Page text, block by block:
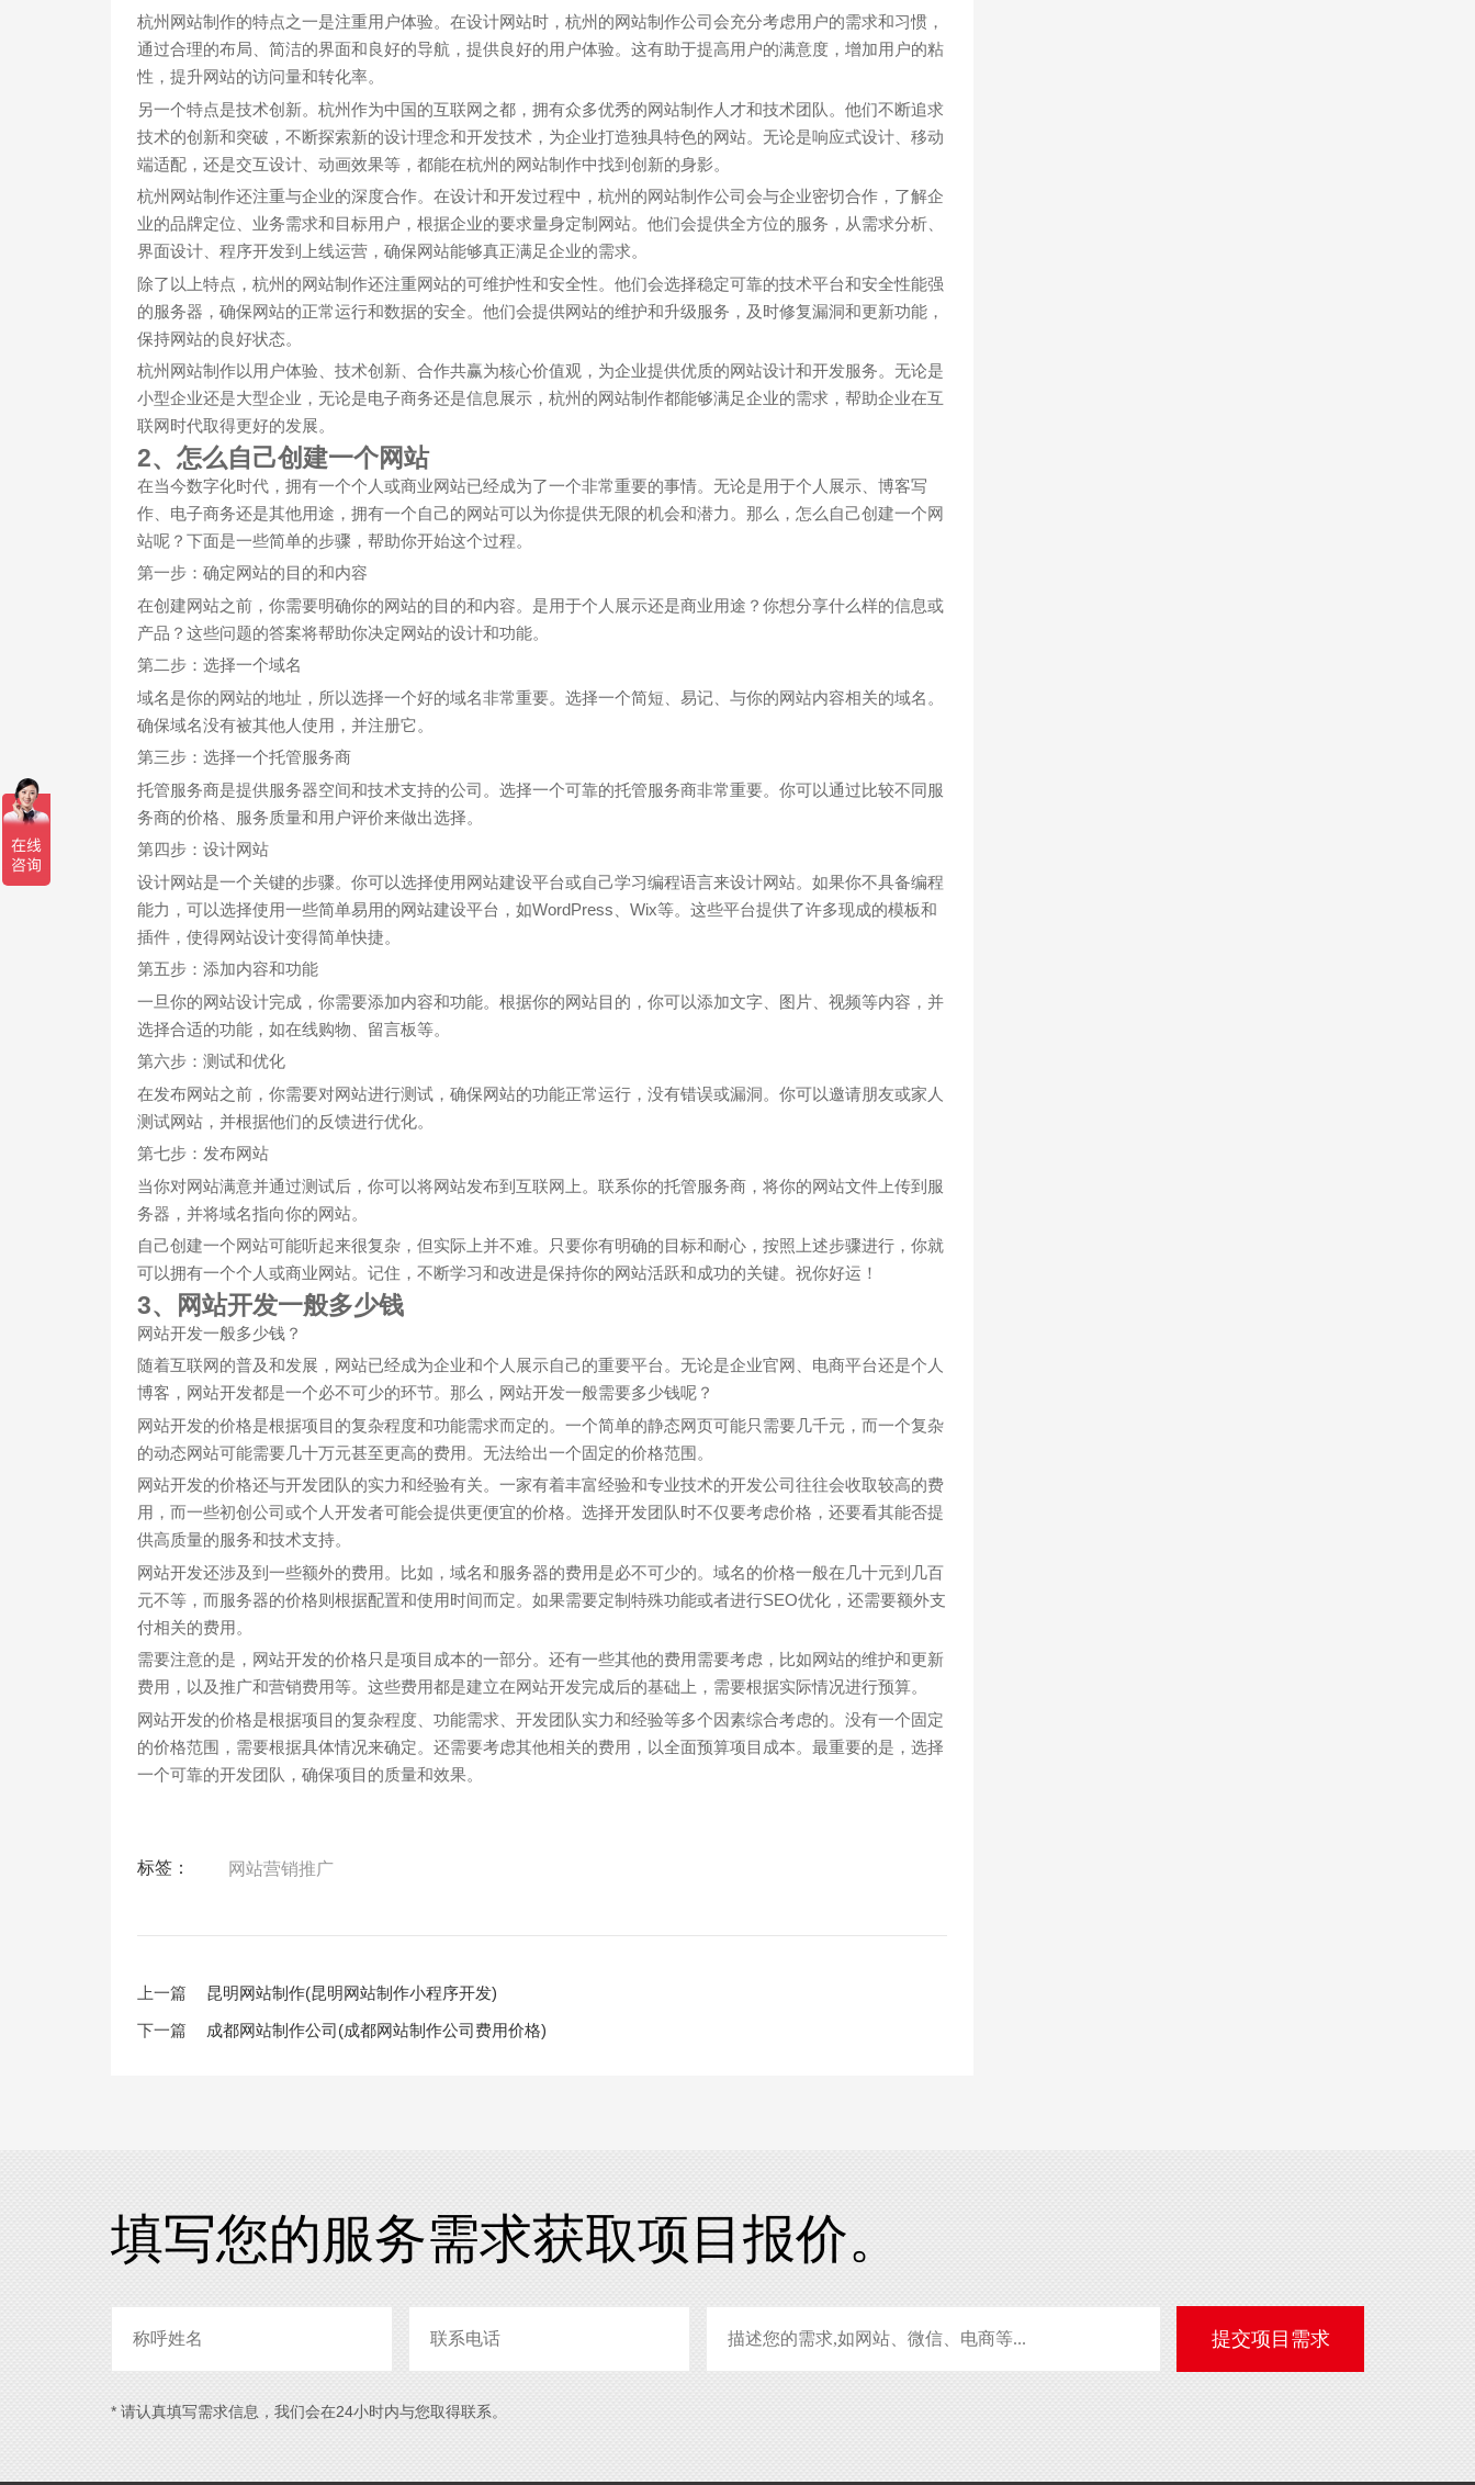
杭州网站制作的特点之一是注重用户体验。在设计网站时，杭州的网站制作公司会充分考虑用户的需求和习惯，
通过合理的布局、简洁的界面和良好的导航，提供良好的用户体验。这有助于提高用户的满意度，增加用户的粘
性，提升网站的访问量和转化率。
另一个特点是技术创新。杭州作为中国的互联网之都，拥有众多优秀的网站制作人才和技术团队。他们不断追求
技术的创新和突破，不断探索新的设计理念和开发技术，为企业打造独具特色的网站。无论是响应式设计、移动
端适配，还是交互设计、动画效果等，都能在杭州的网站制作中找到创新的身影。
杭州网站制作还注重与企业的深度合作。在设计和开发过程中，杭州的网站制作公司会与企业密切合作，了解企
业的品牌定位、业务需求和目标用户，根据企业的要求量身定制网站。他们会提供全方位的服务，从需求分析、
界面设计、程序开发到上线运营，确保网站能够真正满足企业的需求。
除了以上特点，杭州的网站制作还注重网站的可维护性和安全性。他们会选择稳定可靠的技术平台和安全性能强
的服务器，确保网站的正常运行和数据的安全。他们会提供网站的维护和升级服务，及时修复漏洞和更新功能，
保持网站的良好状态。
杭州网站制作以用户体验、技术创新、合作共赢为核心价值观，为企业提供优质的网站设计和开发服务。无论是
小型企业还是大型企业，无论是电子商务还是信息展示，杭州的网站制作都能够满足企业的需求，帮助企业在互
联网时代取得更好的发展。
2、怎么自己创建一个网站
在当今数字化时代，拥有一个个人或商业网站已经成为了一个非常重要的事情。无论是用于个人展示、博客写
作、电子商务还是其他用途，拥有一个自己的网站可以为你提供无限的机会和潜力。那么，怎么自己创建一个网
站呢？下面是一些简单的步骤，帮助你开始这个过程。
第一步：确定网站的目的和内容
在创建网站之前，你需要明确你的网站的目的和内容。是用于个人展示还是商业用途？你想分享什么样的信息或
产品？这些问题的答案将帮助你决定网站的设计和功能。
第二步：选择一个域名
域名是你的网站的地址，所以选择一个好的域名非常重要。选择一个简短、易记、与你的网站内容相关的域名。
确保域名没有被其他人使用，并注册它。
第三步：选择一个托管服务商
托管服务商是提供服务器空间和技术支持的公司。选择一个可靠的托管服务商非常重要。你可以通过比较不同服
务商的价格、服务质量和用户评价来做出选择。
第四步：设计网站
设计网站是一个关键的步骤。你可以选择使用网站建设平台或自己学习编程语言来设计网站。如果你不具备编程
能力，可以选择使用一些简单易用的网站建设平台，如WordPress、Wix等。这些平台提供了许多现成的模板和
插件，使得网站设计变得简单快捷。
第五步：添加内容和功能
一旦你的网站设计完成，你需要添加内容和功能。根据你的网站目的，你可以添加文字、图片、视频等内容，并
选择合适的功能，如在线购物、留言板等。
第六步：测试和优化
在发布网站之前，你需要对网站进行测试，确保网站的功能正常运行，没有错误或漏洞。你可以邀请朋友或家人
测试网站，并根据他们的反馈进行优化。
第七步：发布网站
当你对网站满意并通过测试后，你可以将网站发布到互联网上。联系你的托管服务商，将你的网站文件上传到服
务器，并将域名指向你的网站。
自己创建一个网站可能听起来很复杂，但实际上并不难。只要你有明确的目标和耐心，按照上述步骤进行，你就
可以拥有一个个人或商业网站。记住，不断学习和改进是保持你的网站活跃和成功的关键。祝你好运！
3、网站开发一般多少钱
网站开发一般多少钱？
随着互联网的普及和发展，网站已经成为企业和个人展示自己的重要平台。无论是企业官网、电商平台还是个人
博客，网站开发都是一个必不可少的环节。那么，网站开发一般需要多少钱呢？
网站开发的价格是根据项目的复杂程度和功能需求而定的。一个简单的静态网页可能只需要几千元，而一个复杂
的动态网站可能需要几十万元甚至更高的费用。无法给出一个固定的价格范围。
网站开发的价格还与开发团队的实力和经验有关。一家有着丰富经验和专业技术的开发公司往往会收取较高的费
用，而一些初创公司或个人开发者可能会提供更便宜的价格。选择开发团队时不仅要考虑价格，还要看其能否提
供高质量的服务和技术支持。
网站开发还涉及到一些额外的费用。比如，域名和服务器的费用是必不可少的。域名的价格一般在几十元到几百
元不等，而服务器的价格则根据配置和使用时间而定。如果需要定制特殊功能或者进行SEO优化，还需要额外支
付相关的费用。
需要注意的是，网站开发的价格只是项目成本的一部分。还有一些其他的费用需要考虑，比如网站的维护和更新
费用，以及推广和营销费用等。这些费用都是建立在网站开发完成后的基础上，需要根据实际情况进行预算。
网站开发的价格是根据项目的复杂程度、功能需求、开发团队实力和经验等多个因素综合考虑的。没有一个固定
的价格范围，需要根据具体情况来确定。还需要考虑其他相关的费用，以全面预算项目成本。最重要的是，选择
一个可靠的开发团队，确保项目的质量和效果。
标签： 网站营销推广
上一篇
昆明网站制作(昆明网站制作小程序开发)
下一篇
成都网站制作公司(成都网站制作公司费用价格)
填写您的服务需求获取项目报价。
* 请认真填写需求信息，我们会在24小时内与您取得联系。